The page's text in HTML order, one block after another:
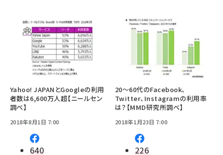
Yahoo! JAPANとGoogleの利用
者数は6,600万人超【ニールセン
調べ】
2018年8月1日 7:00
640
20～60代のFacebook、
Twitter、Instagramの利用率
は？【MMD研究所調べ】
2018年1月23日 7:00
226